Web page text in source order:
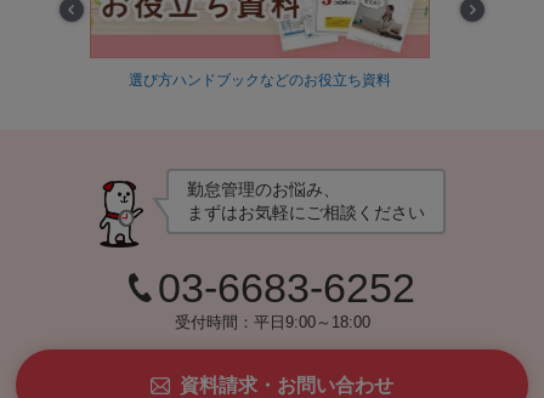
最適な勤怠管理方法を30秒で診断！
勤怠管理のお悩み、
まずはお気軽にご相談ください
03-6683-6252
受付時間：平日9:00～18:00
資料請求・お問い合わせ